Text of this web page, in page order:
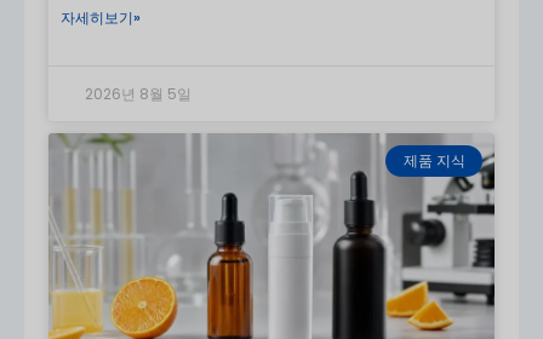
위해 적절히 계획하세요.
정기적인 업데이트와 팀과의 커뮤니케이션을 통
있도록 도와드립니다.
보유 패키징
신뢰할 수 있는 고품질의 맞춤형
크림 튜브
포장 솔루션
스킨케어 및 화장품에 필요한 모든 것을 제
공합니다. 친환경 옵션, 프리미엄 디자인, 효율적인 생산
일정 등 귀사의 브랜드에 가치를 더하는 패키징을 제공
합니다. 지금 바로 문의하여 맞춤형 크림 튜브 포장을 시
작하세요!
자세히보기»
2026년 8월 5일
제품 지식